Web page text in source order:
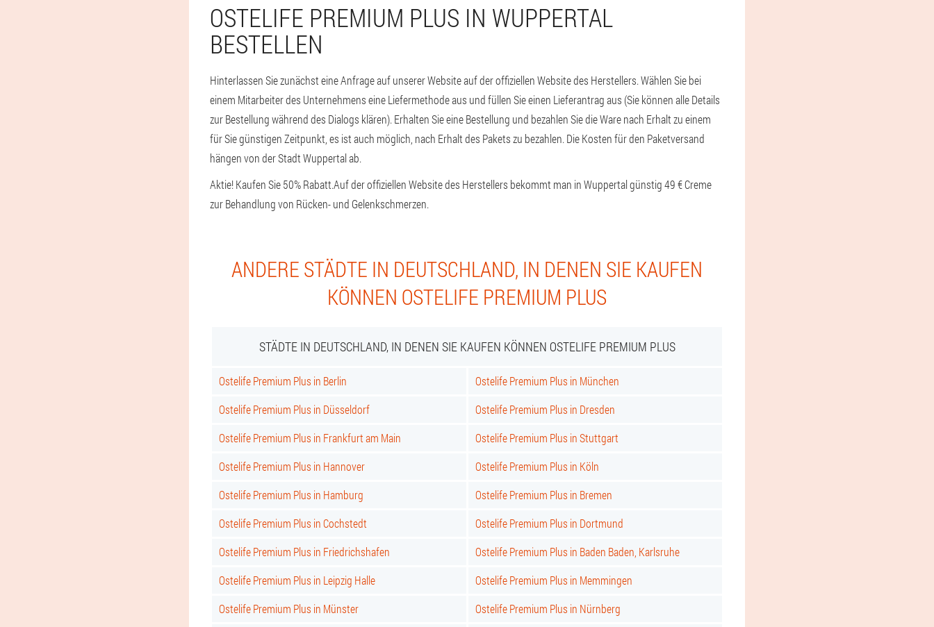
OSTELIFE PREMIUM PLUS IN WUPPERTAL
BESTELLEN
Hinterlassen Sie zunächst eine Anfrage auf unserer Website auf der offiziellen Website des Herstellers. Wählen Sie bei
einem Mitarbeiter des Unternehmens eine Liefermethode aus und füllen Sie einen Lieferantrag aus (Sie können alle Details
zur Bestellung während des Dialogs klären). Erhalten Sie eine Bestellung und bezahlen Sie die Ware nach Erhalt zu einem
für Sie günstigen Zeitpunkt, es ist auch möglich, nach Erhalt des Pakets zu bezahlen. Die Kosten für den Paketversand
hängen von der Stadt Wuppertal ab.
Aktie! Kaufen Sie 50% Rabatt.Auf der offiziellen Website des Herstellers bekommt man in Wuppertal günstig 49 € Creme
zur Behandlung von Rücken- und Gelenkschmerzen.
ANDERE STÄDTE IN DEUTSCHLAND, IN DENEN SIE KAUFEN
KÖNNEN OSTELIFE PREMIUM PLUS
STÄDTE IN DEUTSCHLAND, IN DENEN SIE KAUFEN KÖNNEN OSTELIFE PREMIUM PLUS
Ostelife Premium Plus in Berlin
Ostelife Premium Plus in München
Ostelife Premium Plus in Düsseldorf
Ostelife Premium Plus in Dresden
Ostelife Premium Plus in Frankfurt am Main
Ostelife Premium Plus in Stuttgart
Ostelife Premium Plus in Hannover
Ostelife Premium Plus in Köln
Ostelife Premium Plus in Hamburg
Ostelife Premium Plus in Bremen
Ostelife Premium Plus in Cochstedt
Ostelife Premium Plus in Dortmund
Ostelife Premium Plus in Friedrichshafen
Ostelife Premium Plus in Baden Baden, Karlsruhe
Ostelife Premium Plus in Leipzig Halle
Ostelife Premium Plus in Memmingen
Ostelife Premium Plus in Münster
Ostelife Premium Plus in Nürnberg